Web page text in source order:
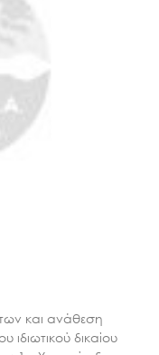
και ανάθεση
δικαίου